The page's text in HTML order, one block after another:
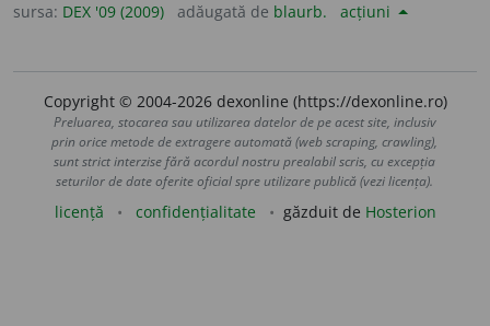
sursa: DEX '09 (2009) adăugată de blaurb. acțiuni
Copyright © 2004-2026 dexonline (https://dexonline.ro)
Preluarea, stocarea sau utilizarea datelor de pe acest site, inclusiv
prin orice metode de extragere automată (web scraping, crawling),
sunt strict interzise fără acordul nostru prealabil scris, cu excepția
seturilor de date oferite oficial spre utilizare publică (vezi licența).
licență confidențialitate găzduit de Hosterion